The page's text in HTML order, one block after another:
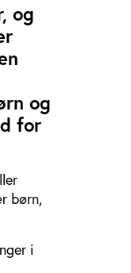
og
og
for
børn,
i